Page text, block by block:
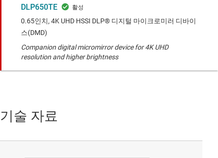
DLP650TE
0.65인치, 4K UHD HSSI DLP® 디지털 마이크로미러 디바이
스(DMD)
Companion digital micromirror device for 4K UHD
resolution and higher brightness
기술 자료